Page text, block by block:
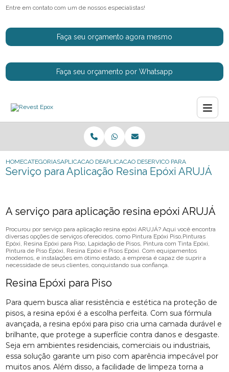
Entre em contato com um de nossos especialistas!
Faça seu orçamento agora mesmo
Faça seu orçamento por Whatsapp
HOMECATEGORIASAPLICACAO DE RESINAS EPOXI
APLICACAO DE RESINA EM EPOXI
SERVICO PARA APLICACAO
Serviço para Aplicação Resina Epóxi ARUJÁ
A serviço para aplicação resina epóxi ARUJÁ
Procurou por serviço para aplicação resina epóxi ARUJÁ? Aqui você encontra
diversas opções de serviços oferecidos, como Pintura Epóxi Piso,Pinturas
Epóxi, Resina Epóxi para Piso, Lapidação de Pisos, Pintura com Tinta Epóxi,
Pintura de Piso Epóxi, Resina Epóxi e Pisos Epóxi. Com equipamentos
modernos, e instalações em ótimo estado, a empresa é capaz de suprir a
necessidade de seus clientes, conquistando sua confiança.
Resina Epóxi para Piso
Para quem busca aliar resistência e estética na proteção de
pisos, a resina epóxi é a escolha perfeita. Com sua fórmula
avançada, a resina epóxi para piso cria uma camada durável e
brilhante, que protege a superfície contra danos e desgaste.
Seja em ambientes residenciais, comerciais ou industriais,
essa solução garante um piso com aparência impecável por
muitos anos. Além disso, a facilidade de limpeza torna a